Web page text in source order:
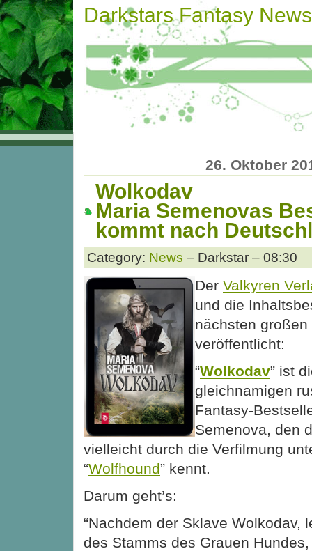
Darkstars Fantasy News
26. Oktober
Wolkodav
Maria Semenovas
kommt nach
Category: News – Darkstar – 08:30
Der Valkyren
und die
nächsten großen
veröffentlicht:
“Wolkodav” ist
gleichnamigen
Fantasy-
Semenova, den
vielleicht durch die Verfilmung
“Wolfhound” kennt.
Darum geht’s:
“Nachdem der Sklave Wolkodav,
des Stamms des Grauen